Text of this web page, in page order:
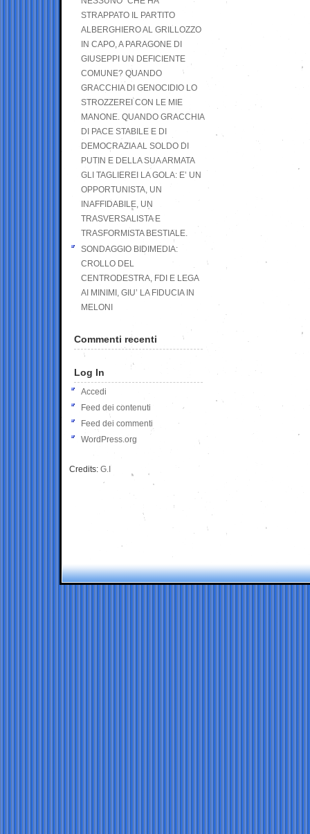
STRAPPATO IL PARTITO
ALBERGHIERO AL GRILLOZZO
IN CAPO, A PARAGONE DI
GIUSEPPI UN DEFICIENTE
COMUNE? QUANDO
GRACCHIA DI GENOCIDIO LO
STROZZEREI CON LE MIE
MANONE. QUANDO GRACCHIA
DI PACE STABILE E DI
DEMOCRAZIA AL SOLDO DI
PUTIN E DELLA SUA ARMATA
GLI TAGLIEREI LA GOLA: E’ UN
OPPORTUNISTA, UN
INAFFIDABILE, UN
TRASVERSALISTA E
TRASFORMISTA BESTIALE.
SONDAGGIO BIDIMEDIA:
CROLLO DEL
CENTRODESTRA, FDI E LEGA
AI MINIMI, GIU’ LA FIDUCIA IN
MELONI
Commenti recenti
Log In
Accedi
Feed dei contenuti
Feed dei commenti
WordPress.org
Credits: G.I